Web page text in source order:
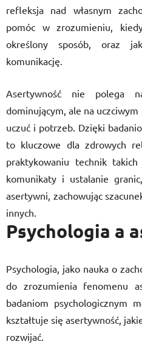
refleksja nad własnym
pomóc w zrozumieniu,
określony sposób, oraz
komunikację.
Asertywność nie polega
dominującym, ale na
uczuć i potrzeb. Dzięki
to kluczowe dla zdrowych
praktykowaniu technik
komunikaty i ustalanie
asertywni, zachowując
innych.
Psychologia a
Psychologia, jako nauka o
do zrozumienia fenomenu
badaniom psychologicznym
kształtuje się asertywność,
rozwijać.